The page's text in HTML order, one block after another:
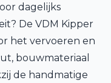
dagelijks
De VDM Kipper
het vervoeren en
bouwmateriaal
de handmatige